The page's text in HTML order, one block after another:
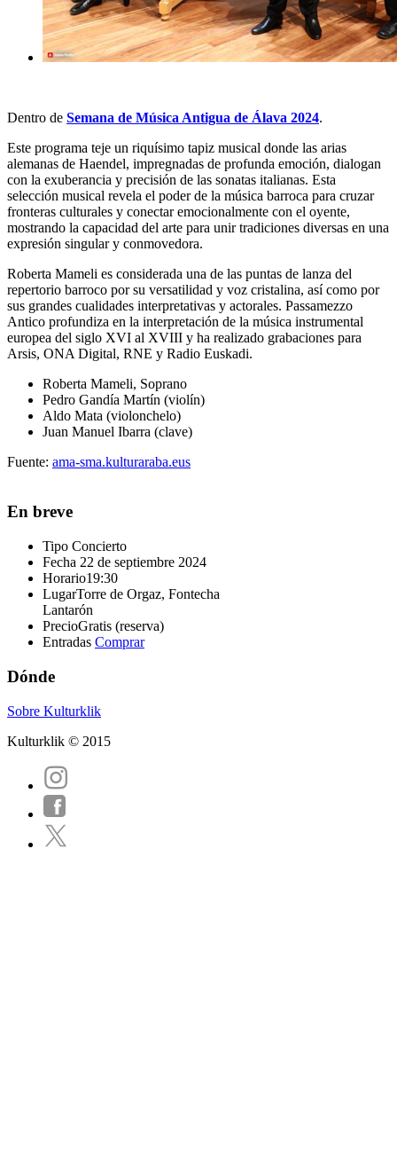
Dentro de Semana de Música Antigua de Álava 2024.
Este programa teje un riquísimo tapiz musical donde las arias
alemanas de Haendel, impregnadas de profunda emoción, dialogan
con la exuberancia y precisión de las sonatas italianas. Esta
selección musical revela el poder de la música barroca para cruzar
fronteras culturales y conectar emocionalmente con el oyente,
mostrando la capacidad del arte para unir tradiciones diversas en una
expresión singular y conmovedora.
Roberta Mameli es considerada una de las puntas de lanza del
repertorio barroco por su versatilidad y voz cristalina, así como por
sus grandes cualidades interpretativas y actorales. Passamezzo
Antico profundiza en la interpretación de la música instrumental
europea del siglo XVI al XVIII y ha realizado grabaciones para
Arsis, ONA Digital, RNE y Radio Euskadi.
Roberta Mameli, Soprano
Pedro Gandía Martín (violín)
Aldo Mata (violonchelo)
Juan Manuel Ibarra (clave)
Fuente: ama-sma.kulturaraba.eus
En breve
Tipo Concierto
Fecha 22 de septiembre 2024
Horario19:30
LugarTorre de Orgaz, Fontecha
Lantarón
PrecioGratis (reserva)
Entradas Comprar
Dónde
Sobre Kulturklik
Kulturklik © 2015